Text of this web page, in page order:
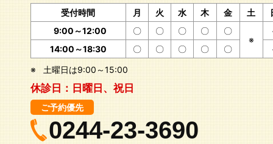
受付時間 月 火 水 木 金 土
9:00～12:00
〇 〇 〇 〇
〇
※
14:00～18:30
〇 〇 〇 〇 〇
※
土曜日は9:00～15:00
休診日： 日曜日、祝日
ご予約優先
0244-23-3690